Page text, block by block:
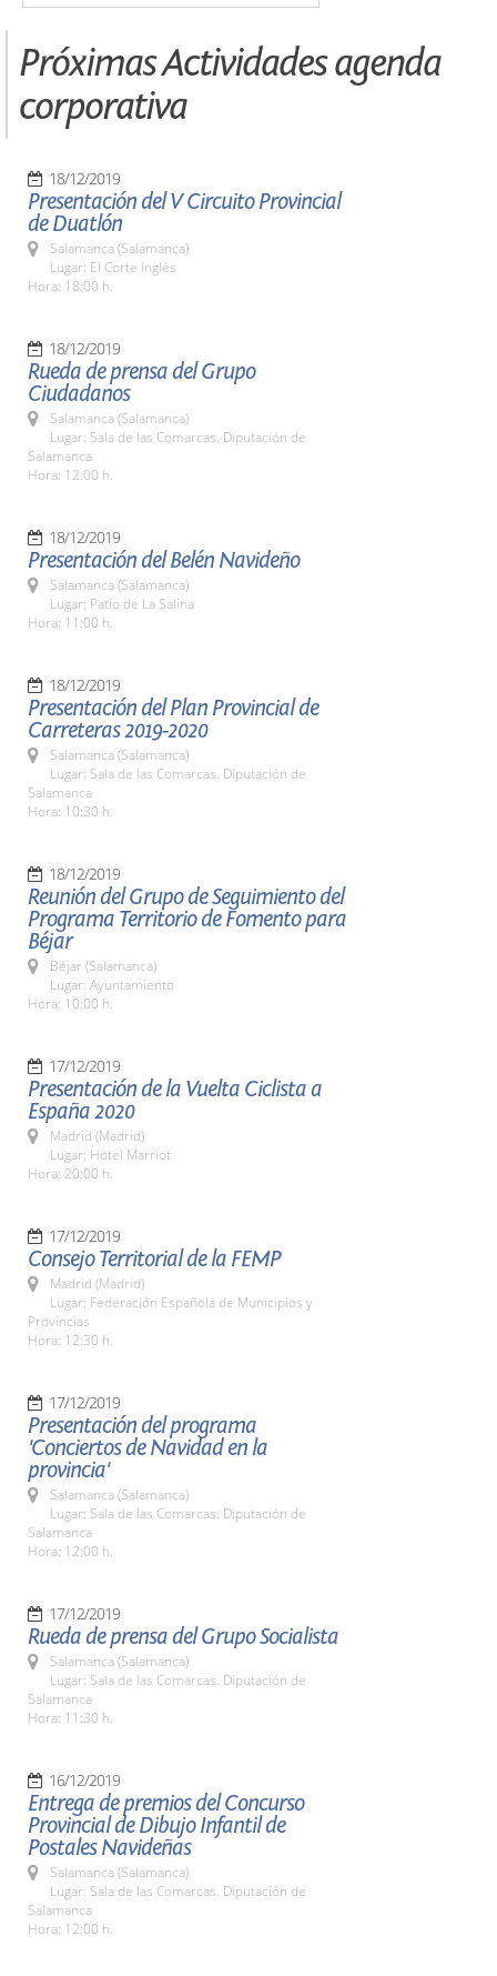
Próximas Actividades agenda
corporativa
18/12/2019
Presentación del V Circuito Provincial
de Duatlón
Salamanca (Salamanca)
Lugar: El Corte Inglés
Hora: 18:00 h.
18/12/2019
Rueda de prensa del Grupo
Ciudadanos
Salamanca (Salamanca)
Lugar: Sala de las Comarcas. Diputación de
Salamanca
Hora: 12:00 h.
18/12/2019
Presentación del Belén Navideño
Salamanca (Salamanca)
Lugar: Patio de La Salina
Hora: 11:00 h.
18/12/2019
Presentación del Plan Provincial de
Carreteras 2019-2020
Salamanca (Salamanca)
Lugar: Sala de las Comarcas. Diputación de
Salamanca
Hora: 10:30 h.
18/12/2019
Reunión del Grupo de Seguimiento del
Programa Territorio de Fomento para
Béjar
Béjar (Salamanca)
Lugar: Ayuntamiento
Hora: 10:00 h.
17/12/2019
Presentación de la Vuelta Ciclista a
España 2020
Madrid (Madrid)
Lugar: Hotel Marriot
Hora: 20:00 h.
17/12/2019
Consejo Territorial de la FEMP
Madrid (Madrid)
Lugar: Federación Española de Municipios y
Provincias
Hora: 12:30 h.
17/12/2019
Presentación del programa
'Conciertos de Navidad en la
provincia'
Salamanca (Salamanca)
Lugar: Sala de las Comarcas. Diputación de
Salamanca
Hora: 12:00 h.
17/12/2019
Rueda de prensa del Grupo Socialista
Salamanca (Salamanca)
Lugar: Sala de las Comarcas. Diputación de
Salamanca
Hora: 11:30 h.
16/12/2019
Entrega de premios del Concurso
Provincial de Dibujo Infantil de
Postales Navideñas
Salamanca (Salamanca)
Lugar: Sala de las Comarcas. Diputación de
Salamanca
Hora: 12:00 h.